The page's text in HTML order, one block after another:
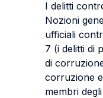
I delitti
Nozioni
ufficiali
7 (i delitti di
di
corruzione
membri